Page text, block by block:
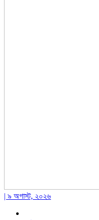
| ৯ অগাস্ট, ২০২৬